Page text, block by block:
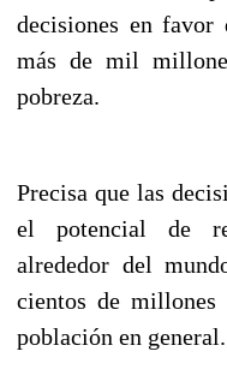
decisiones en
más de mil
pobreza.
Precisa que las
el potencial de
alrededor del
cientos de
población en general.